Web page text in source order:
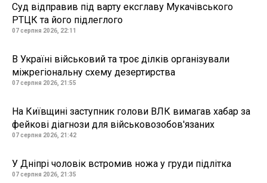
Суд відправив під варту ексглаву Мукачівського
РТЦК та його підлеглого
07 серпня 2026, 22:11
В Україні військовий та троє ділків організували
міжрегіональну схему дезертирства
07 серпня 2026, 21:55
На Київщині заступник голови ВЛК вимагав хабар за
фейкові діагнози для військовозобов'язаних
07 серпня 2026, 21:42
У Дніпрі чоловік встромив ножа у груди підлітка
07 серпня 2026, 21:35